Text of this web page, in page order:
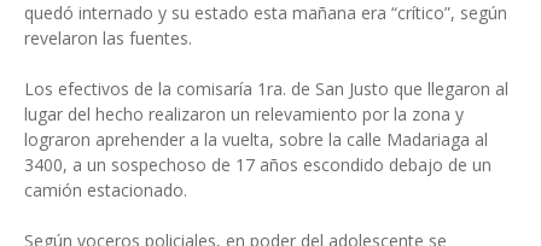
quedó internado y su estado esta mañana era “crítico”, según
revelaron las fuentes.
Los efectivos de la comisaría 1ra. de San Justo que llegaron al
lugar del hecho realizaron un relevamiento por la zona y
lograron aprehender a la vuelta, sobre la calle Madariaga al
3400, a un sospechoso de 17 años escondido debajo de un
camión estacionado.
Según voceros policiales, en poder del adolescente se